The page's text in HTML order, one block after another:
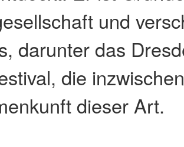
und
darunter das
die
dieser Art.